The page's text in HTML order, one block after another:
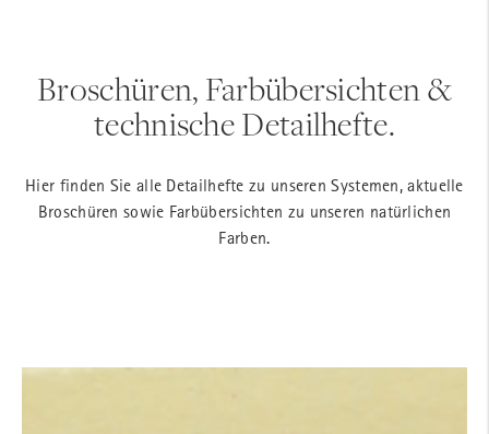
Broschüren, Farbübersichten &
technische Detailhefte.
Hier finden Sie alle Detailhefte zu unseren Systemen, aktuelle
Broschüren sowie Farbübersichten zu unseren natürlichen
Farben.